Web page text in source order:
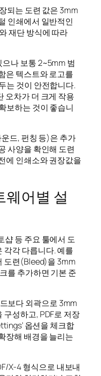
되는 도련 값은 3mm
인쇄에서 일반적인
재단 방식에 따라
나 보통 2~5mm 범
은 텍스트와 로고를
는 것이 안전합니다.
오차가 더 크게 작용
보하는 것이 좋습니
드, 펀칭 등)은 추가
사양을 확인해 도련
에 인쇄소와 권장값을
웨어별 설
샵 등 주요 툴에서 도
각각 다릅니다. 예를
도련(Bleed)을 3mm
를 추가하면 기본 준
보다 외곽으로 3mm
구성하고, PDF로 저장
옵션을 체크합
장해 배경을 늘리는
X-4 형식으로 내보내